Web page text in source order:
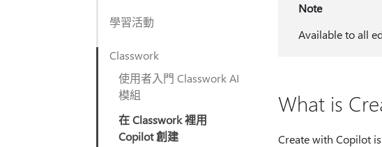
學習活動
Classwork
使用者入門 Classwork AI
模組
在 Classwork 裡用
Copilot 創建
Note
Available to all
What is
Create with Copilot